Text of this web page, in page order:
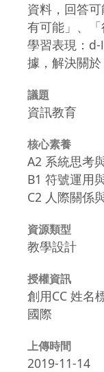
資料，回答
有可能」、「
學習表現：
據，解決關於
議題
資訊教育
核心素養
A2 系統思考
B1 符號運用
C2 人際關係
資源類型
教學設計
授權資訊
創用CC 姓名
國際
上傳時間
2019-11-14